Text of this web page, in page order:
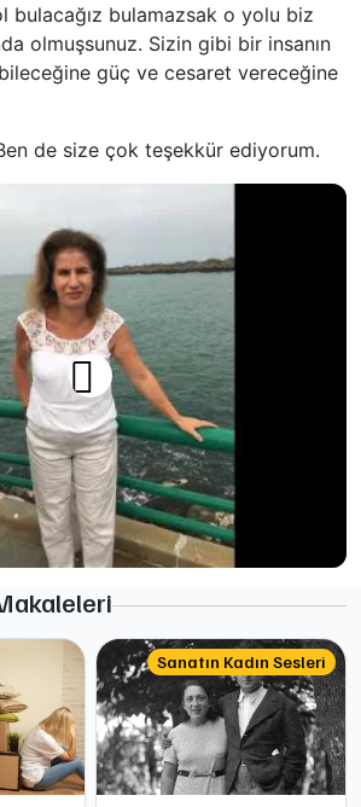
bulacağız bulamazsak o yolu biz
olmuşsunuz. Sizin gibi bir insanın
güç ve cesaret vereceğine
de size çok teşekkür ediyorum.
Sanatın Kadın Sesleri